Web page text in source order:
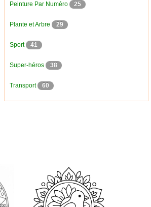
Peinture Par Numéro 25
Plante et Arbre 29
Sport 41
Super-héros 38
Transport 60